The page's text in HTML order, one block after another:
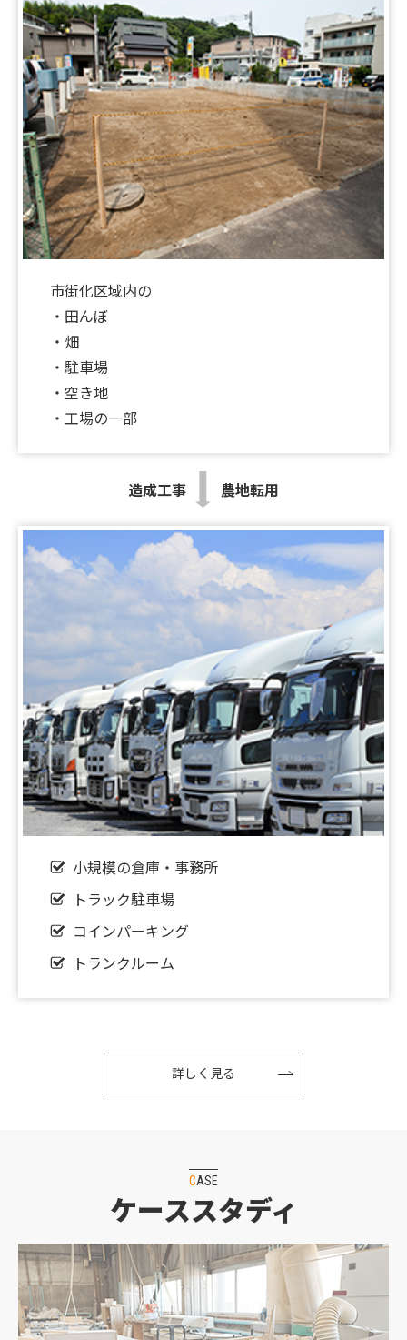
【新着‼】伊丹市1件♪八尾市1件♪UP♪
2026.06.30
【新着‼】高槻市1件♫八尾市1件♪京都市1件
♪UP♪
2026.06.26
【新着‼】宝塚市1件♪八尾市1件♪吹田市1件
♪UP♪
2026.06.12
2026.05.23
★☆★ホームページ掲載物件を募集しております
★☆★
2026.05.01
★GW休暇のお知らせ★
【新着‼】本日、土地特集～！高槻市2件♪堺市1件
2026.04.25
【新着‼】京都市1件♪亀岡市1件♪UP♪
2026.02.14
★☆弊社、厳選セレクション！★☆
2025.12.25
✨【新着情報！！】枚方市出屋敷西町売土地✨
2025.10.18
▼△▼弊社売主が売主になります▼△▼
2025.10.17
【★☆価格値下げ★☆】弊社所有‼ 枚方市茄子作ロ
2025.09.25
2025.09.02
【新着】産廃業向きの売土地募集開始！✨
◇◇◇適格請求書発行事業者登録番号のご案内
◇◇◇
2023.07.09
▼△▼買取・管理物件募集のお知らせ△▼△
市街化区域内の
・田んぼ
・畑
・駐車場
・空き地
・工場の一部
造成工事 農地転用
小規模の倉庫・事務所
トラック駐車場
コインパーキング
トランクルーム
詳しく見る
CASE
ケーススタディ